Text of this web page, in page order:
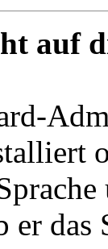
auf
das